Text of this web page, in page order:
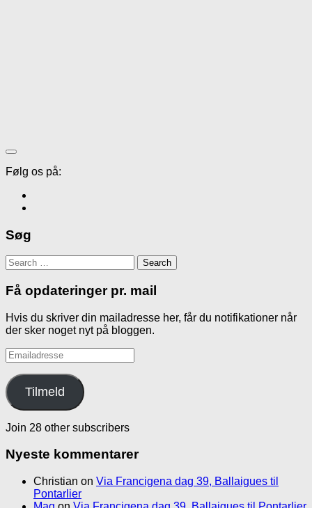
Følg os på:
Søg
Search
for:
Få opdateringer pr. mail
Hvis du skriver din mailadresse her, får du notifikationer når
der sker noget nyt på bloggen.
Emailadresse
Tilmeld
Join 28 other subscribers
Nyeste kommentarer
Christian on Via Francigena dag 39, Ballaigues til
Pontarlier